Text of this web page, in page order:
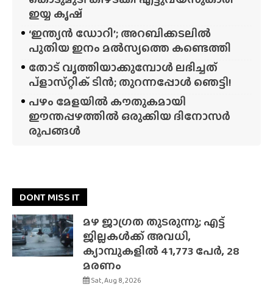
ഇയ്യ കൃഷ്
‘ഇന്ത്യൻ ഡോറി’; അറബിക്കടലിൽ
പുതിയ ഇനം മൽസ്യത്തെ കണ്ടെത്തി
തോട് വൃത്തിയാക്കുമ്പോൾ ലഭിച്ചത്
പ്‌ളാസ്‌റ്റിക് ടിൻ; തുറന്നപ്പോൾ ഞെട്ടി!
പഴം മേളയിൽ കൗതുകമായി
ഈന്തപ്പഴത്തിൽ ഒരുക്കിയ ദിനോസർ
രൂപങ്ങൾ
DONT MISS IT
മഴ ജാഗ്രത തുടരുന്നു; എട്ട്
ജില്ലകൾക്ക് അവധി,
ക്യാമ്പുകളിൽ 41,773 പേർ, 28
മരണം
Sat, Aug 8, 2026